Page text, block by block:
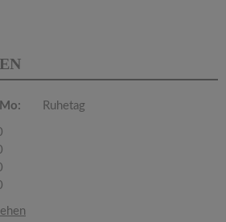
Mo: Ruhetag